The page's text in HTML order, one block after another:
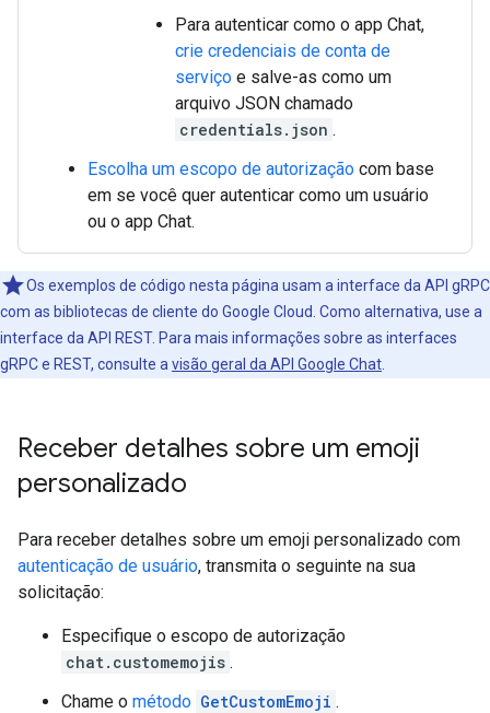
Para autenticar como o app Chat,
crie credenciais de conta de
serviço e salve-as como um
arquivo JSON chamado
credentials.json .
Escolha um escopo de autorização com base
em se você quer autenticar como um usuário
ou o app Chat.
Os exemplos de código nesta página usam a interface da API gRPC
com as bibliotecas de cliente do Google Cloud. Como alternativa, use a
interface da API REST. Para mais informações sobre as interfaces
gRPC e REST, consulte a visão geral da API Google Chat
Receber detalhes sobre um emoji
personalizado
Para receber detalhes sobre um emoji personalizado com
autenticação de usuário, transmita o seguinte na sua
solicitação:
Especifique o escopo de autorização
chat.customemojis .
Chame o método GetCustomEmoji .